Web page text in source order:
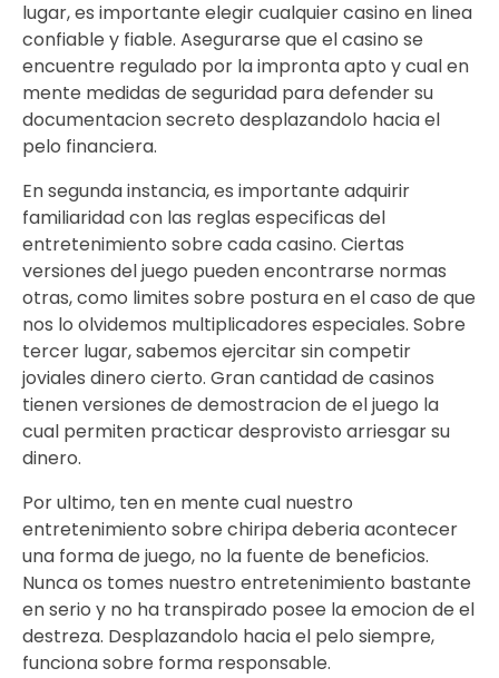
lugar, es importante elegir cualquier casino en linea
confiable y fiable. Asegurarse que el casino se
encuentre regulado por la impronta apto y cual en
mente medidas de seguridad para defender su
documentacion secreto desplazandolo hacia el
pelo financiera.
En segunda instancia, es importante adquirir
familiaridad con las reglas especificas del
entretenimiento sobre cada casino. Ciertas
versiones del juego pueden encontrarse normas
otras, como limites sobre postura en el caso de que
nos lo olvidemos multiplicadores especiales. Sobre
tercer lugar, sabemos ejercitar sin competir
joviales dinero cierto. Gran cantidad de casinos
tienen versiones de demostracion de el juego la
cual permiten practicar desprovisto arriesgar su
dinero.
Por ultimo, ten en mente cual nuestro
entretenimiento sobre chiripa deberia acontecer
una forma de juego, no la fuente de beneficios.
Nunca os tomes nuestro entretenimiento bastante
en serio y no ha transpirado posee la emocion de el
destreza. Desplazandolo hacia el pelo siempre,
funciona sobre forma responsable.